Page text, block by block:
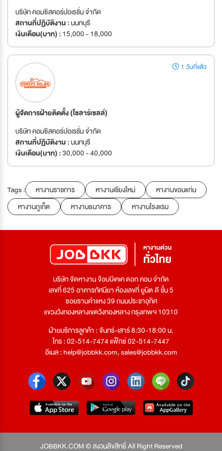
บริษัท คอมซิสคอร์ปอเรชั่น จำกัด
สถานที่ปฏิบัติงาน :นนทบุรี
เงินเดือน(บาท) : 15,000 - 18,000
1 วันที่แล้ว
ผู้จัดการฝ่ายติดตั้ง (โซลาร์เซลล์)
บริษัท คอมซิสคอร์ปอเรชั่น จำกัด
สถานที่ปฏิบัติงาน :นนทบุรี
เงินเดือน(บาท) :30,000 - 40,000
Tags : หางานราชการ หางานเชียงใหม่
หางานขอนแก่น
หางานภูเก็ต
หางานธนาคาร หางานโรงแรม
บริษัท จัดหางาน จ๊อบบีเคเค ดอท คอม จำกัด
เลขที่ 625 อาคารทัศนียา ห้องเลขที่ ยูนิต ดี ชั้น 5
ซอยรามคำแหง 39 ถนนประชาอุทิศ
แขวงวังทองหลางเขตวังทองหลาง กรุงเทพฯ 10310
ฝ่ายบริการลูกค้า : จันทร์-เสาร์ 8:30-18:00 น.
โทร : 02-514-7474 แฟ็กซ์ 02-514-7447
อีเมล :help@jobbkk.com,sales@jobbkk.com
JOBBKK.COM © สงวนลิขสิทธิ์ All Right Reserved